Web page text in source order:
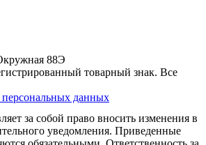
88Э
товарный знак. Все
данных
за собой право вносить изменения в
уведомления. Приведенные